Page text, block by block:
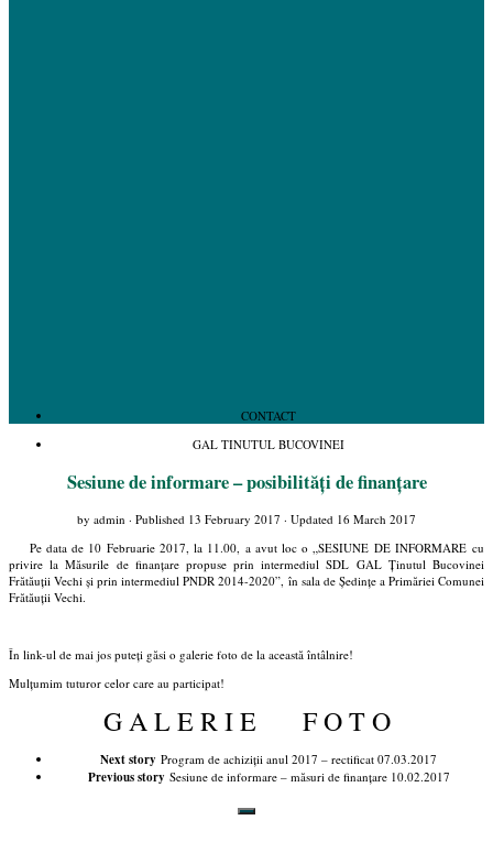
CONTACT
GAL TINUTUL BUCOVINEI
Sesiune de informare – posibilități de finanțare
by admin · Published 13 February 2017 · Updated 16 March 2017
Pe data de 10 Februarie 2017, la 11.00, a avut loc o „SESIUNE DE INFORMAREcu
privire la Măsurile de finanțare propuse prin intermediul SDL GAL Ținutul Bucovinei
Frătăuții Vechi și prin intermediul PNDR 2014-2020”, în sala de Ședințe a Primăriei Comunei
Frătăuții Vechi.
În link-ul de mai jos puteți găsi o galerie foto de la această întâlnire!
Mulțumim tuturor celor care au participat!
G A L E R I E F O T O
Next story Program de achiziții anul 2017 – rectificat 07.03.2017
Previous story Sesiune de informare – măsuri de finanțare 10.02.2017